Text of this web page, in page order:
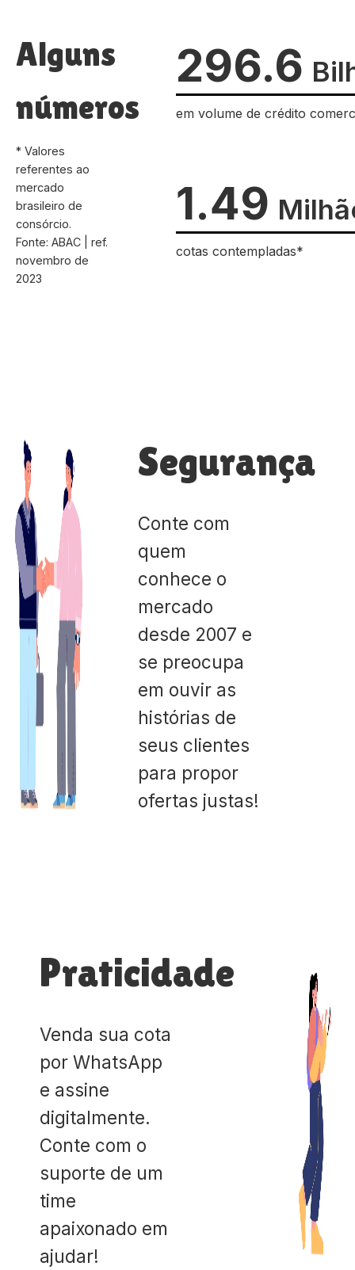
Alguns
números
* Valores
referentes ao
mercado
brasileiro de
consórcio.
Fonte: ABAC | ref.
novembro de
2023
296.6
em volume de crédito
1.49
cotas contempladas*
Segurança
Conte com
quem
conhece o
mercado
desde 2007 e
se preocupa
em ouvir as
histórias de
seus clientes
para propor
ofertas justas!
Praticidade
Venda sua cota
por WhatsApp
e assine
digitalmente.
Conte com o
suporte de um
time
apaixonado em
ajudar!